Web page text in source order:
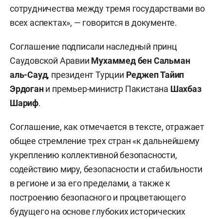
сотрудничества между тремя государствами во
всех аспектах», — говорится в документе.
Соглашение подписали наследный принц
Саудовской Аравии Мухаммед бен Сальман
аль-Сауд, президент Турции РеджепТайип
Эрдогани премьер-министр Пакистана Шахбаз
Шариф.
Соглашение, как отмечается в тексте, отражает
общее стремление трех стран «к дальнейшему
укреплению коллективной безопасности,
содействию миру, безопасности и стабильности
в регионе и за его пределами, а также к
построению безопасного и процветающего
будущего на основе глубоких исторических